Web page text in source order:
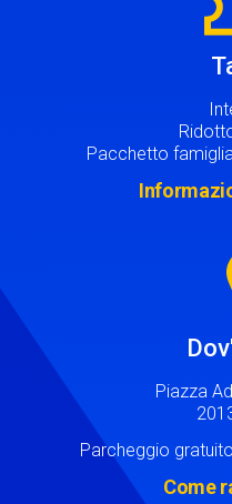
Pacchetto
Piazza
Parcheggio
Come